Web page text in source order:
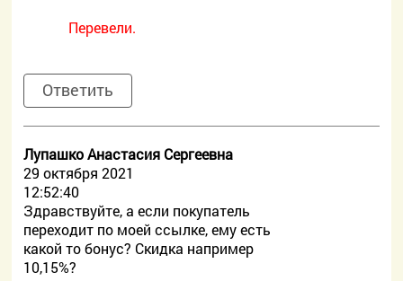
Перевели.
Ответить
Лупашко Анастасия Сергеевна
29 октября 2021
12:52:40
Здравствуйте, а если покупатель
переходит по моей ссылке, ему есть
какой то бонус? Скидка например
10,15%?